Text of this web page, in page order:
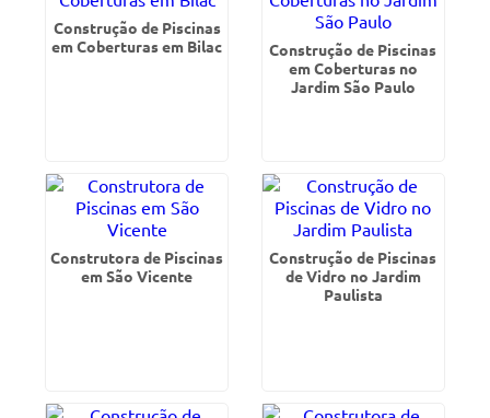
Construção de Piscinas
em Coberturas em Bilac
Construção de Piscinas
em Coberturas no
Jardim São Paulo
Construtora de Piscinas
em São Vicente
Construção de Piscinas
de Vidro no Jardim
Paulista